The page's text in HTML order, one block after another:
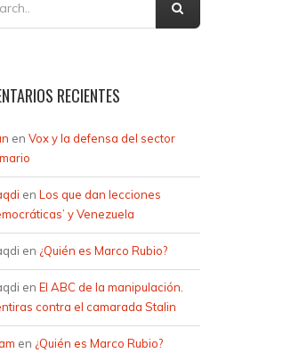
RECIENTES
en Vox y la defensa del sector
en Los que dan lecciones
y Venezuela
en ¿Quién es Marco Rubio?
en El ABC de la manipulación.
contra el camarada Stalin
en ¿Quién es Marco Rubio?